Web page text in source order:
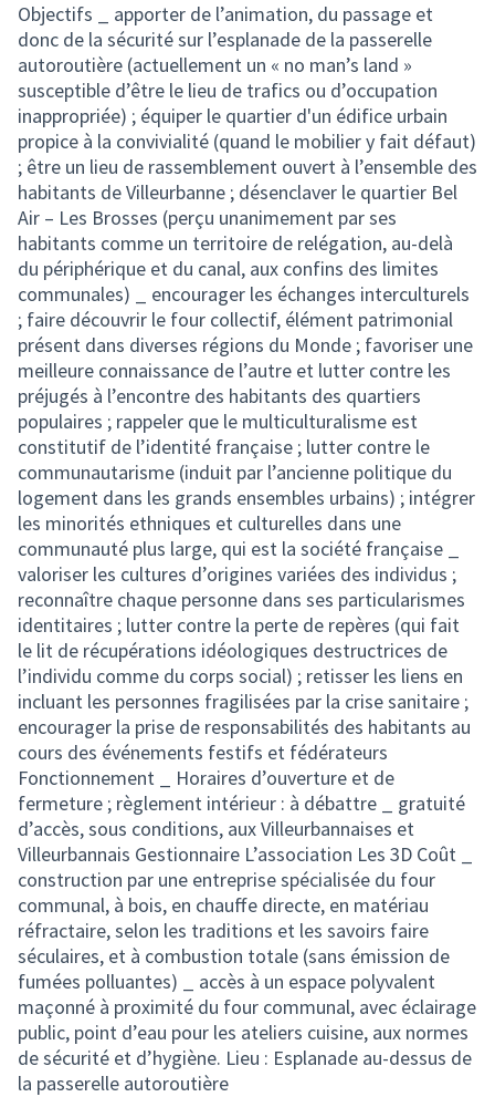
Objectifs _ apporter de l’animation, du passage et
donc de la sécurité sur l’esplanade de la passerelle
autoroutière (actuellement un « no man’s land »
susceptible d’être le lieu de trafics ou d’occupation
inappropriée) ; équiper le quartier d'un édifice urbain
propice à la convivialité (quand le mobilier y fait défaut)
; être un lieu de rassemblement ouvert à l’ensemble des
habitants de Villeurbanne ; désenclaver le quartier Bel
Air – Les Brosses (perçu unanimement par ses
habitants comme un territoire de relégation, au-delà
du périphérique et du canal, aux confins des limites
communales) _ encourager les échanges interculturels
; faire découvrir le four collectif, élément patrimonial
présent dans diverses régions du Monde ; favoriser une
meilleure connaissance de l’autre et lutter contre les
préjugés à l’encontre des habitants des quartiers
populaires ; rappeler que le multiculturalisme est
constitutif de l’identité française ; lutter contre le
communautarisme (induit par l’ancienne politique du
logement dans les grands ensembles urbains) ; intégrer
les minorités ethniques et culturelles dans une
communauté plus large, qui est la société française _
valoriser les cultures d’origines variées des individus ;
reconnaître chaque personne dans ses particularismes
identitaires ; lutter contre la perte de repères (qui fait
le lit de récupérations idéologiques destructrices de
l’individu comme du corps social) ; retisser les liens en
incluant les personnes fragilisées par la crise sanitaire ;
encourager la prise de responsabilités des habitants au
cours des événements festifs et fédérateurs
Fonctionnement _ Horaires d’ouverture et de
fermeture ; règlement intérieur : à débattre _ gratuité
d’accès, sous conditions, aux Villeurbannaises et
Villeurbannais Gestionnaire L’association Les 3D Coût _
construction par une entreprise spécialisée du four
communal, à bois, en chauffe directe, en matériau
réfractaire, selon les traditions et les savoirs faire
séculaires, et à combustion totale (sans émission de
fumées polluantes) _ accès à un espace polyvalent
maçonné à proximité du four communal, avec éclairage
public, point d’eau pour les ateliers cuisine, aux normes
de sécurité et d’hygiène. Lieu : Esplanade au-dessus de
la passerelle autoroutière